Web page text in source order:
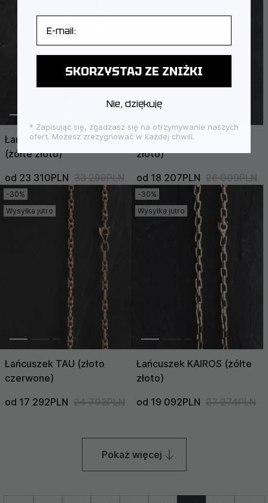
Łańcuszek MERCURY
(żółte złoto)
od 23 310PLN 33 299PLN
Łańcuszek KAIROS (białe
złoto)
od 18 207PLN 26 009PLN
-30%
Wysyłka jutro
Łańcuszek TAU (złoto
czerwone)
od 17 292PLN 24 702PLN
-30%
Wysyłka jutro
Łańcuszek KAIROS (żółte
złoto)
od 19 092PLN 27 274PLN
Pokaż więcej
SKORZYSTAJ ZE ZNIŻKI
Nie, dziękuję
* Zapisując się, zgadzasz się na otrzymywanie naszych
ofert. Możesz zrezygnować w każdej chwili.